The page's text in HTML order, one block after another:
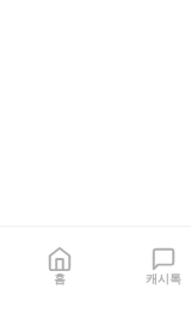
홈 캐시톡